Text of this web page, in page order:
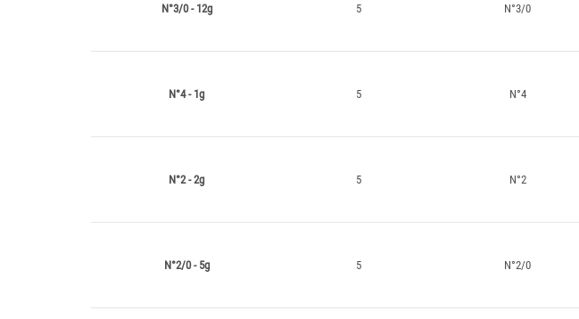
N°3/0 - 12g 5 N°3/0
N°4 - 1g 5 N°4
N°2 - 2g 5 N°2
N°2/0 - 5g 5 N°2/0